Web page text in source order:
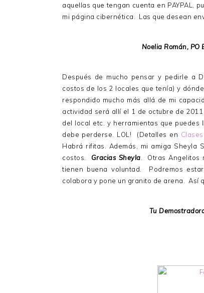
aquellas que tengan cuenta en PAYPAL,
mi página cibernética. Las que desean
Noelia Román,
Después de mucho pensar y pedirle a
costos de los 2 locales que tenía) y
respondido mucho más allá de mi
actividad será allí el 1 de octubre de
del local etc. y herramientas que
debe perderse. LOL! (Detalles en
Habrá rifitas. Además, mi amiga Sheyla
costos. Gracias Sheyla . Otras
tienen buena voluntad. Podremos
colabora y pone un granito de arena. Así
Tu